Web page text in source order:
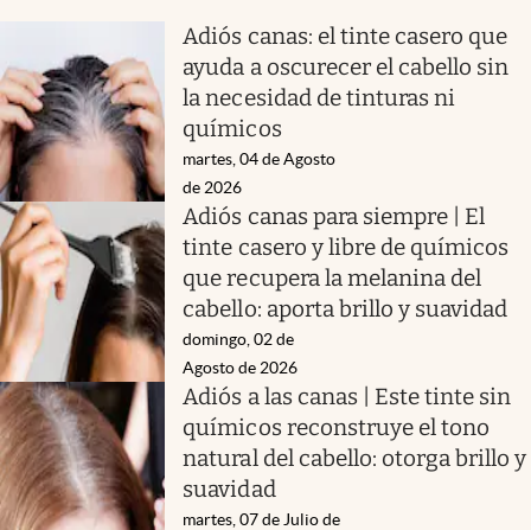
Adiós canas: el tinte casero que
ayuda a oscurecer el cabello sin
la necesidad de tinturas ni
químicos
martes, 04 de Agosto
de 2026
Adiós canas para siempre | El
tinte casero y libre de químicos
que recupera la melanina del
cabello: aporta brillo y suavidad
domingo, 02 de
Agosto de 2026
Adiós a las canas | Este tinte sin
químicos reconstruye el tono
natural del cabello: otorga brillo y
suavidad
martes, 07 de Julio de